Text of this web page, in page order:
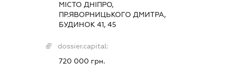
МІСТО ДНІПРО,
ПР.ЯВОРНИЦЬКОГО ДМИТРА,
БУДИНОК 41, 45
dossier.capital:
720 000 грн.